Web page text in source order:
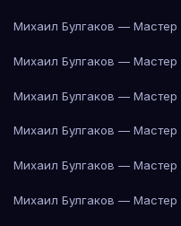
Михаил Булгаков — Мастер
Михаил Булгаков — Мастер
Михаил Булгаков — Мастер
Михаил Булгаков — Мастер
Михаил Булгаков — Мастер
Михаил Булгаков — Мастер